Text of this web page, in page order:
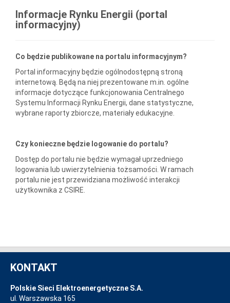
Informacje Rynku Energii (portal
informacyjny)
Co będzie publikowane na portalu informacyjnym?
Portal informacyjny będzie ogólnodostępną stroną
internetową. Będą na niej prezentowane m.in. ogólne
informacje dotyczące funkcjonowania Centralnego
Systemu Informacji Rynku Energii, dane statystyczne,
wybrane raporty zbiorcze, materiały edukacyjne.
Czy konieczne będzie logowanie do portalu?
Dostęp do portalu nie będzie wymagał uprzedniego
logowania lub uwierzytelnienia tożsamości. W ramach
portalu nie jest przewidziana możliwość interakcji
użytkownika z CSIRE.
KONTAKT
Polskie Sieci Elektroenergetyczne S.A.
ul. Warszawska 165